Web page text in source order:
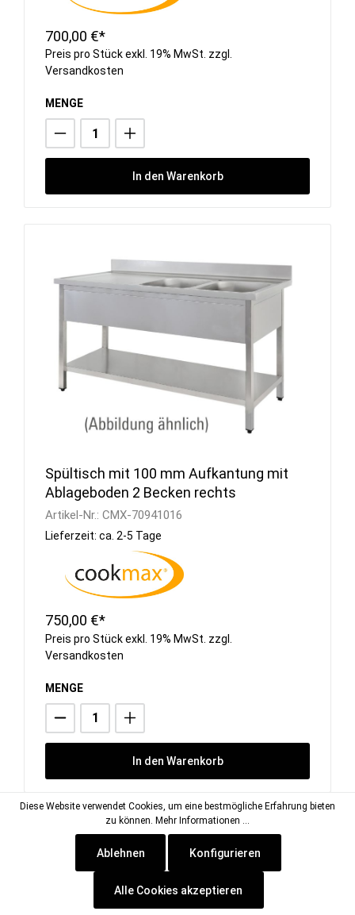
700,00 €*
Preis pro Stück exkl. 19% MwSt. zzgl.
Versandkosten
MENGE
In den Warenkorb
Spültisch mit 100 mm Aufkantung mit
Ablageboden 2 Becken rechts
Artikel-Nr.: CMX-70941016
Lieferzeit: ca. 2-5 Tage
750,00 €*
Preis pro Stück exkl. 19% MwSt. zzgl.
Versandkosten
MENGE
In den Warenkorb
Diese Website verwendet Cookies, um eine bestmögliche Erfahrung bieten
zu können. Mehr Informationen ...
Ablehnen Konfigurieren
Alle Cookies akzeptieren